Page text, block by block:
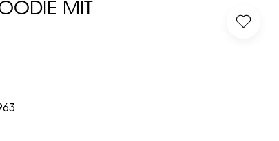
MIT
Log in